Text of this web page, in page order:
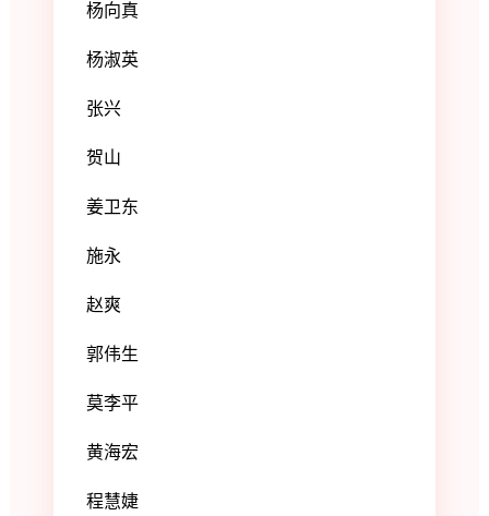
杨向真
杨淑英
张兴
贺山
姜卫东
施永
赵爽
郭伟生
莫李平
黄海宏
程慧婕